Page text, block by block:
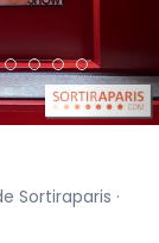
Sortiraparis ·